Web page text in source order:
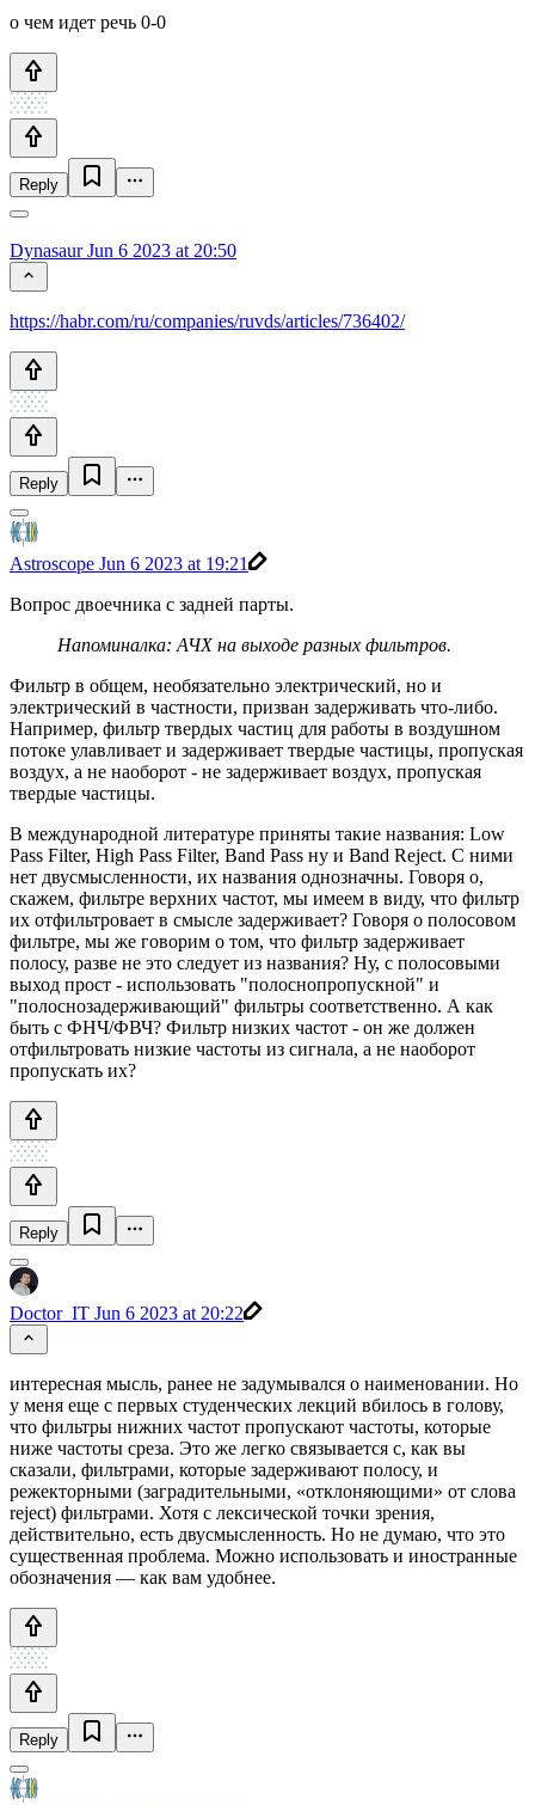
о чем идет речь 0-0
Reply
DynasaurJun 6 2023 at 20:50
https://habr.com/ru/companies/ruvds/articles/736402/
Reply
Astroscope Jun 6 2023 at 19:21
Вопрос двоечника с задней парты.
Напоминалка: АЧХ на выходе разных фильтров.
Фильтр в общем, необязательно электрический, но и
электрический в частности, призван задерживать что-либо.
Например, фильтр твердых частиц для работы в воздушном
потоке улавливает и задерживает твердые частицы, пропуская
воздух, а не наоборот - не задерживает воздух, пропуская
твердые частицы.
В международной литературе приняты такие названия: Low
Pass Filter, High Pass Filter, Band Pass ну и Band Reject. С ними
нет двусмысленности, их названия однозначны. Говоря о,
скажем, фильтре верхних частот, мы имеем в виду, что фильтр
их отфильтровает в смысле задерживает? Говоря о полосовом
фильтре, мы же говорим о том, что фильтр задерживает
полосу, разве не это следует из названия? Ну, с полосовыми
выход прост - использовать "полоснопропускной" и
"полоснозадерживающий" фильтры соответственно. А как
быть с ФНЧ/ФВЧ? Фильтр низких частот - он же должен
отфильтровать низкие частоты из сигнала, а не наоборот
пропускать их?
Reply
Doctor_IT Jun 6 2023 at 20:22
интересная мысль, ранее не задумывался о наименовании. Но
у меня еще с первых студенческих лекций вбилось в голову,
что фильтры нижних частот пропускают частоты, которые
ниже частоты среза. Это же легко связывается с, как вы
сказали, фильтрами, которые задерживают полосу, и
режекторными (заградительными, «отклоняющими» от слова
reject) фильтрами. Хотя с лексической точки зрения,
действительно, есть двусмысленность. Но не думаю, что это
существенная проблема. Можно использовать и иностранные
обозначения — как вам удобнее.
Reply